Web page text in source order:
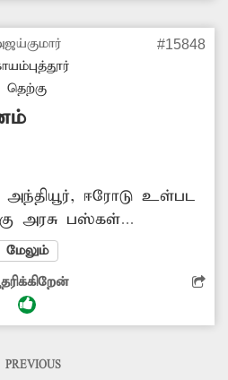
அதனால்
தென்கரை,
முறையாக பஸ்கள்
வேண்டும்.
தெற்கு
#15848
ஈரோடு உள்பட
அரசு பஸ்கள்
பஸ்களில் செல்லும்
நின்றபடி பயணம்
நிலை தடுமாறி அவர்கள்
விபத்து அபாயம்
மீது கடும்
மேலும்
PREVIOUS